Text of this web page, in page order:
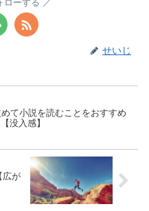
ローする
せいじ
て小説を読むことをおすすめ
没入感】
広が